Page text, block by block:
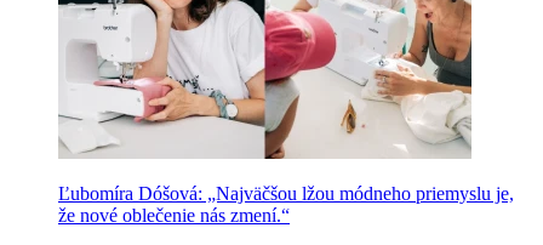
Ľubomíra Dóšová: „Najväčšou lžou módneho priemyslu je,
že nové oblečenie nás zmení.“